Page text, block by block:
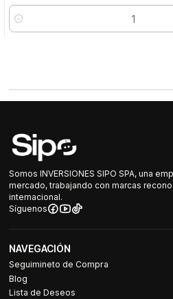
Cantidad
Somos INVERSIONES SIPO SPA, una
mercado, trabajando con marcas
internacional.
Síguenos
NAVEGACIÓN
Seguimineto de Compra
Blog
Lista de Deseos